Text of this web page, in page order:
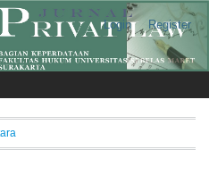
Login Register